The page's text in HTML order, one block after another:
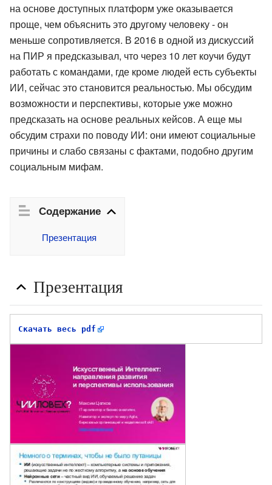
на основе доступных платформ уже оказывается
проще, чем объяснить это другому человеку - он
меньше сопротивляется. В 2016 в одной из дискуссий
на ПИР я предсказывал, что через 10 лет коучи будут
работать с командами, где кроме людей есть субъекты
ИИ, сейчас это становится реальностью. Мы обсудим
возможности и перспективы, которые уже можно
предсказать на основе реальных кейсов. А еще мы
обсудим страхи по поводу ИИ: они имеют социальные
причины и слабо связаны с фактами, подобно другим
социальным мифам.
Содержание
Презентация
Презентация
Скачать весь pdf